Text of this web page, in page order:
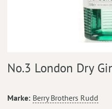
Anfang
springen
No.3 London Dry
Mehr
Informationen
Marke Berry Brothers Rudd